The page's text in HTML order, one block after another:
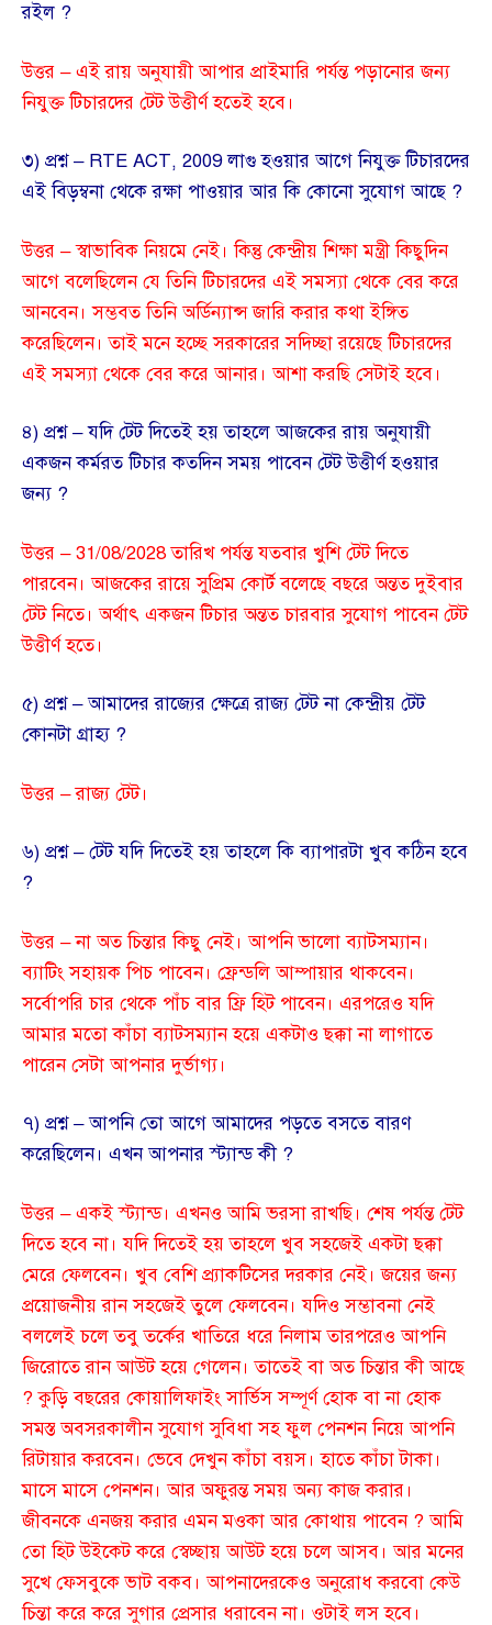
রইল ?
উত্তর – এই রায় অনুযায়ী আপার প্রাইমারি পর্যন্ত পড়ানোর জন্য
নিযুক্ত টিচারদের টেট উত্তীর্ণ হতেই হবে।
৩) প্রশ্ন – RTE ACT, 2009 লাগু হওয়ার আগে নিযুক্ত টিচারদের
এই বিড়ম্বনা থেকে রক্ষা পাওয়ার আর কি কোনো সুযোগ আছে ?
উত্তর – স্বাভাবিক নিয়মে নেই। কিন্তু কেন্দ্রীয় শিক্ষা মন্ত্রী কিছুদিন
আগে বলেছিলেন যে তিনি টিচারদের এই সমস্যা থেকে বের করে
আনবেন। সম্ভবত তিনি অর্ডিন্যান্স জারি করার কথা ইঙ্গিত
করেছিলেন। তাই মনে হচ্ছে সরকারের সদিচ্ছা রয়েছে টিচারদের
এই সমস্যা থেকে বের করে আনার। আশা করছি সেটাই হবে।
৪) প্রশ্ন – যদি টেট দিতেই হয় তাহলে আজকের রায় অনুযায়ী
একজন কর্মরত টিচার কতদিন সময় পাবেন টেট উত্তীর্ণ হওয়ার
জন্য ?
উত্তর – 31/08/2028 তারিখ পর্যন্ত যতবার খুশি টেট দিতে
পারবেন। আজকের রায়ে সুপ্রিম কোর্ট বলেছে বছরে অন্তত দুইবার
টেট নিতে। অর্থাৎ একজন টিচার অন্তত চারবার সুযোগ পাবেন টেট
উত্তীর্ণ হতে।
৫) প্রশ্ন – আমাদের রাজ্যের ক্ষেত্রে রাজ্য টেট না কেন্দ্রীয় টেট
কোনটা গ্রাহ্য ?
উত্তর – রাজ্য টেট।
৬) প্রশ্ন – টেট যদি দিতেই হয় তাহলে কি ব্যাপারটা খুব কঠিন হবে
?
উত্তর – না অত চিন্তার কিছু নেই। আপনি ভালো ব্যাটসম্যান।
ব্যাটিং সহায়ক পিচ পাবেন। ফ্রেন্ডলি আম্পায়ার থাকবেন।
সর্বোপরি চার থেকে পাঁচ বার ফ্রি হিট পাবেন। এরপরেও যদি
আমার মতো কাঁচা ব্যাটসম্যান হয়ে একটাও ছক্কা না লাগাতে
পারেন সেটা আপনার দুর্ভাগ্য।
৭) প্রশ্ন – আপনি তো আগে আমাদের পড়তে বসতে বারণ
করেছিলেন। এখন আপনার স্ট্যান্ড কী ?
উত্তর – একই স্ট্যান্ড। এখনও আমি ভরসা রাখছি। শেষ পর্যন্ত টেট
দিতে হবে না। যদি দিতেই হয় তাহলে খুব সহজেই একটা ছক্কা
মেরে ফেলবেন। খুব বেশি প্র্যাকটিসের দরকার নেই। জয়ের জন্য
প্রয়োজনীয় রান সহজেই তুলে ফেলবেন। যদিও সম্ভাবনা নেই
বললেই চলে তবু তর্কের খাতিরে ধরে নিলাম তারপরেও আপনি
জিরোতে রান আউট হয়ে গেলেন। তাতেই বা অত চিন্তার কী আছে
? কুড়ি বছরের কোয়ালিফাইং সার্ভিস সম্পূর্ণ হোক বা না হোক
সমস্ত অবসরকালীন সুযোগ সুবিধা সহ ফুল পেনশন নিয়ে আপনি
রিটায়ার করবেন। ভেবে দেখুন কাঁচা বয়স। হাতে কাঁচা টাকা।
মাসে মাসে পেনশন। আর অফুরন্ত সময় অন্য কাজ করার।
জীবনকে এনজয় করার এমন মওকা আর কোথায় পাবেন ? আমি
তো হিট উইকেট করে স্বেচ্ছায় আউট হয়ে চলে আসব। আর মনের
সুখে ফেসবুকে ভাট বকব। আপনাদেরকেও অনুরোধ করবো কেউ
চিন্তা করে করে সুগার প্রেসার ধরাবেন না। ওটাই লস হবে।